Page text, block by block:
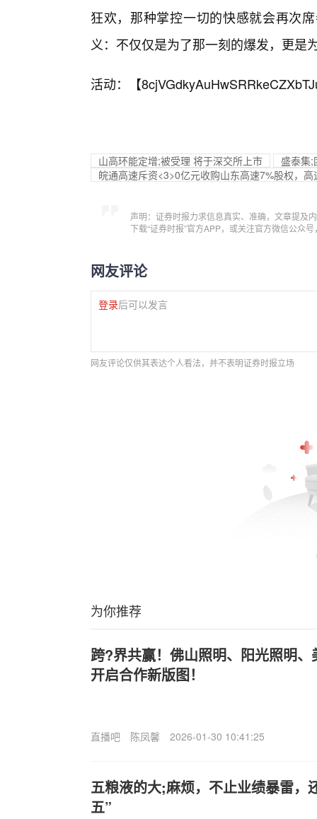
狂欢，那种掌控一切的快感就会再次
义：不仅仅是为了那一刻的爆发，更是
活动：【
山高环能定增;被受理 将于深交所上市
盛泰集;
皖通高速斥资<3>0亿元收购山东高速7%股权，
声明：证券时报力求信息真实、准确，文章提及
下载“证券时报”官方APP，或关注官方微信公众
网友评论
登录后可以发言
网友评论仅供其表达个人看法，并不表明证券时报立场
为你推荐
跨?界共赢！佛山照明、阳光照明
开启合作新版图！
直播吧 陈凤馨 2026-01-30 10:41:25
五粮液的大;麻烦，不止业绩暴雷，
五”